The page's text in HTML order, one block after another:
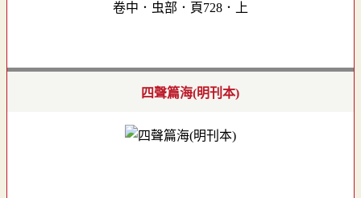
卷中．虫部．頁728．上
四聲篇海(明刊本)